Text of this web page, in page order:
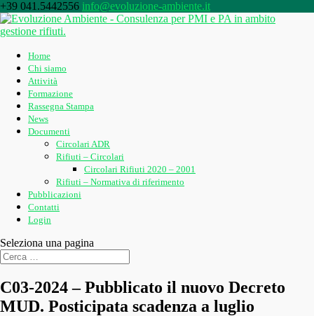
+39 041.5442556 info@evoluzione-ambiente.it
Home
Chi siamo
Attività
Formazione
Rassegna Stampa
News
Documenti
Circolari ADR
Rifiuti – Circolari
Circolari Rifiuti 2020 – 2001
Rifiuti – Normativa di riferimento
Pubblicazioni
Contatti
Login
Seleziona una pagina
C03-2024 – Pubblicato il nuovo Decreto
MUD. Posticipata scadenza a luglio